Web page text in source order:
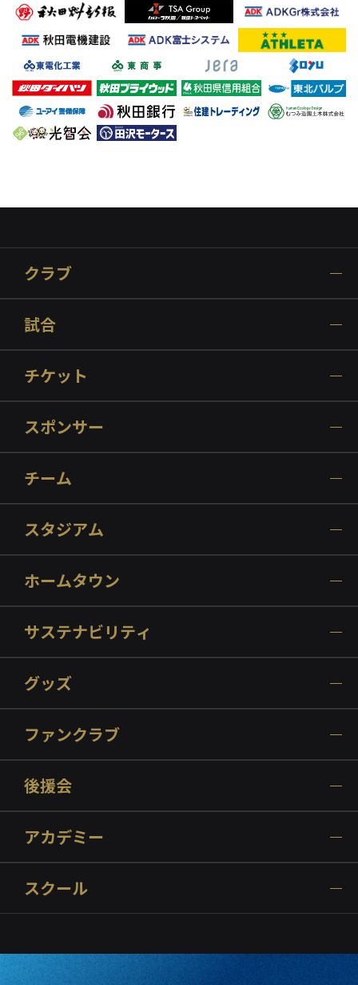
クラブ
試合
チケット
スポンサー
チーム
スタジアム
ホームタウン
サステナビリティ
グッズ
ファンクラブ
後援会
アカデミー
スクール